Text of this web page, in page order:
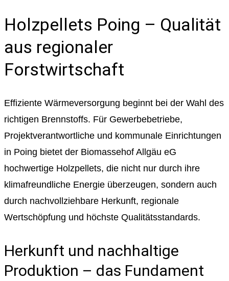
Holzpellets Poing – Qualität
aus regionaler
Forstwirtschaft
Effiziente Wärmeversorgung beginnt bei der Wahl des
richtigen Brennstoffs. Für Gewerbebetriebe,
Projektverantwortliche und kommunale Einrichtungen
in Poing bietet der Biomassehof Allgäu eG
hochwertige Holzpellets, die nicht nur durch ihre
klimafreundliche Energie überzeugen, sondern auch
durch nachvollziehbare Herkunft, regionale
Wertschöpfung und höchste Qualitätsstandards.
Herkunft und nachhaltige
Produktion – das Fundament